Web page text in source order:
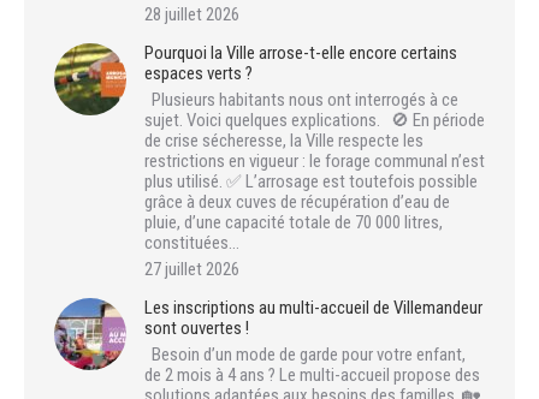
28 juillet 2026
Pourquoi la Ville arrose-t-elle encore certains
espaces verts ?
Plusieurs habitants nous ont interrogés à ce
sujet. Voici quelques explications. 🚫 En période
de crise sécheresse, la Ville respecte les
restrictions en vigueur : le forage communal n’est
plus utilisé. ✅ L’arrosage est toutefois possible
grâce à deux cuves de récupération d’eau de
pluie, d’une capacité totale de 70 000 litres,
constituées…
27 juillet 2026
Les inscriptions au multi-accueil de Villemandeur
sont ouvertes !
Besoin d’un mode de garde pour votre enfant,
de 2 mois à 4 ans ? Le multi-accueil propose des